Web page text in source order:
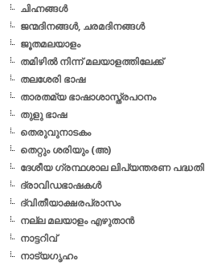
ചിഹ്നങ്ങള്‍
ജന്മദിനങ്ങള്‍, ചരമദിനങ്ങള്‍
ജൂതമലയാളം
തമിഴില്‍ നിന്ന് മലയാളത്തിലേക്ക്
തലശേരി ഭാഷ
താരതമ്യ ഭാഷാശാസ്ത്രപഠനം
തുളു ഭാഷ
തെരുവുനാടകം
തെറ്റും ശരിയും (അ)
ദേശീയ ഗ്രന്ഥശാല ലിപ്യന്തരണ പദ്ധതി
ദ്രാവിഡഭാഷകള്‍
ദ്വിതീയാക്ഷരപ്രാസം
നല്ല മലയാളം എഴുതാന്‍
നാട്ടറിവ്
നാട്യഗൃഹം